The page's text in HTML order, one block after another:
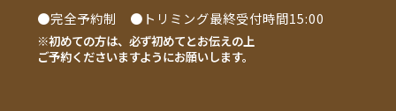
●完全予約制 ●トリミング最終受付時間15:00
※初めての方は、必ず初めてとお伝えの上
ご予約くださいますようにお願いします。